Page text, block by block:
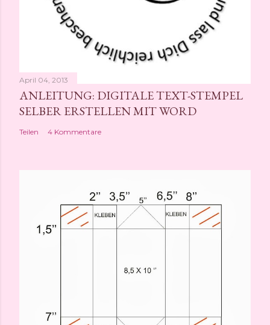
April 04, 2013
ANLEITUNG: DIGITALE TEXT-STEMPEL
SELBER ERSTELLEN MIT WORD
Teilen 4 Kommentare